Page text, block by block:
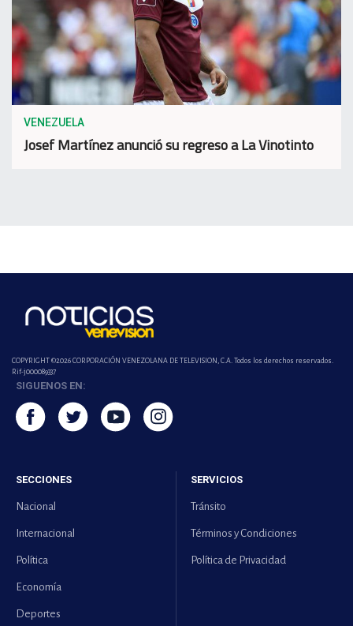
VENEZUELA
Josef Martínez anunció su regreso a La Vinotinto
COPYRIGHT ©2026 CORPORACIÓN VENEZOLANA DE TELEVISION, C.A. Todos los derechos reservados.
Rif-j000089337
SIGUENOS EN:
SECCIONES
Nacional
Internacional
Política
Economía
Deportes
SERVICIOS
Tránsito
Términos y Condiciones
Política de Privacidad